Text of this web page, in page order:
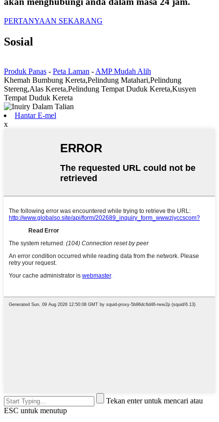
PERTANYAAN SEKARANG
Sosial
Produk Panas - Peta Laman - AMP Mudah Alih
Khemah Bumbung Kereta,Pelindung Matahari,Pelindung
Stereng,Alas Kereta,Pelindung Tempat Duduk Kereta,Kusyen
Tempat Duduk Kereta
Hantar E-mel
x
Tekan enter untuk mencari atau
ESC untuk menutup